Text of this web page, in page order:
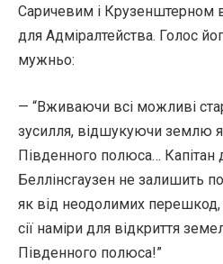
Саричевим і Крузенштерном
для Адміралтейства. Голос
мужньо:
— “Вживаючи всі можливі
зусилля, відшукуючи землю
Південного полюса… Капітан
Беллінсгаузен не залишить
як від неодолимих
сії наміри для відкриття
Південного полюса!”